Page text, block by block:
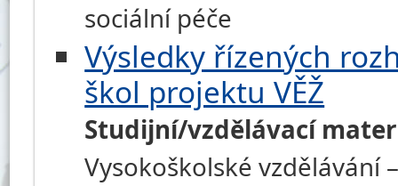
sociální péče
Výsledky řízených
škol projektu VĚŽ
Studijní/vzdělávací
Vysokoškolské vzdělávání